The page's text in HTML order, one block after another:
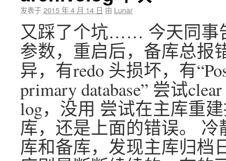
发表于2015 年 4 月 14 日 由 Lunar
又踩了个坑…… 今天同事
参数，重启后，备库总报
异，有redo 头损坏，有
primary database” 尝试
log，没用 尝试在主库重
库，还是上面的错误。
库和备库，发现主库归档